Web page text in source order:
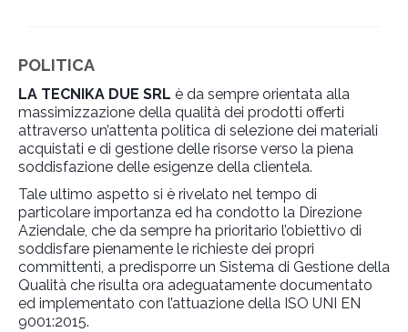
POLITICA
LA TECNIKA DUE SRL è da sempre orientata alla
massimizzazione della qualità dei prodotti offerti
attraverso un’attenta politica di selezione dei materiali
acquistati e di gestione delle risorse verso la piena
soddisfazione delle esigenze della clientela.
Tale ultimo aspetto si è rivelato nel tempo di
particolare importanza ed ha condotto la Direzione
Aziendale, che da sempre ha prioritario l’obiettivo di
soddisfare pienamente le richieste dei propri
committenti, a predisporre un Sistema di Gestione della
Qualità che risulta ora adeguatamente documentato
ed implementato con l’attuazione della ISO UNI EN
9001:2015.